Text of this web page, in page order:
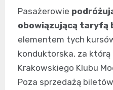
Pasażerowie
obowiązującą taryfą
elementem tych
konduktorska, za
Krakowskiego Klubu
Poza sprzedażą